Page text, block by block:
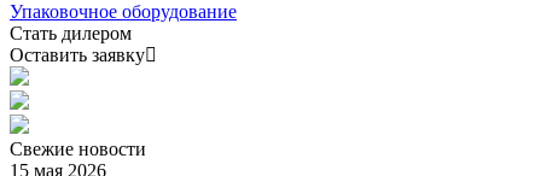
Упаковочное оборудование
Стать дилером
Оставить заявку
Свежие новости
15 мая 2026